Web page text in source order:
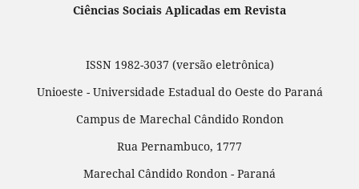
Ciências Sociais Aplicadas em Revista
ISSN 1982-3037 (versão eletrônica)
Unioeste - Universidade Estadual do Oeste do Paraná
Campus de Marechal Cândido Rondon
Rua Pernambuco, 1777
Marechal Cândido Rondon - Paraná